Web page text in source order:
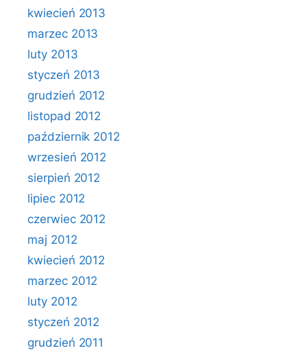
kwiecień 2013
marzec 2013
luty 2013
styczeń 2013
grudzień 2012
listopad 2012
październik 2012
wrzesień 2012
sierpień 2012
lipiec 2012
czerwiec 2012
maj 2012
kwiecień 2012
marzec 2012
luty 2012
styczeń 2012
grudzień 2011